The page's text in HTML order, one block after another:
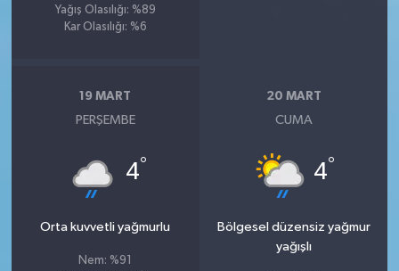
Yağış Olasılığı: %89
Kar Olasılığı: %6
19 MART
PERŞEMBE
4°
Orta kuvvetli yağmurlu
Nem: %91
20 MART
CUMA
4°
Bölgesel düzensiz yağmur
yağışlı